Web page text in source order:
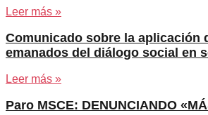
Leer más »
Comunicado sobre la aplicación
emanados del diálogo social en
Leer más »
Paro MSCE: DENUNCIANDO